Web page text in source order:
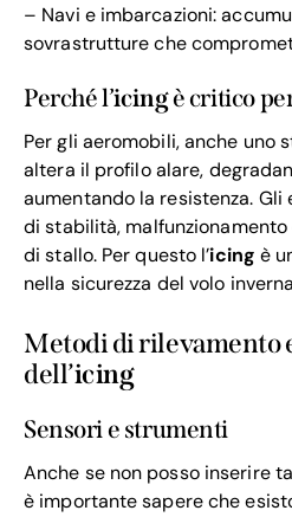
– Navi e imbarcazioni:
sovrastrutture che
Perché l’icingè critico
Per gli aeromobili, anche uno
altera il profilo alare,
aumentando la resistenza.
di stabilità,
di stallo. Per questo l’icing è
nella sicurezza del volo
Metodi di rilevamento
dell’icing
Sensori e strumenti
Anche se non posso inserire
è importante sapere che